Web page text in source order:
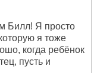
Билл! Я просто
я тоже
когда ребёнок
пусть и